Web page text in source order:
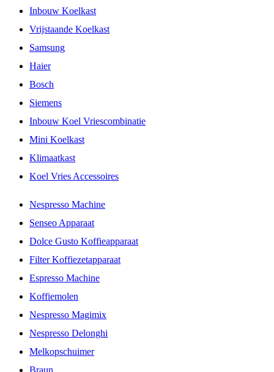
Inbouw Koelkast
Vrijstaande Koelkast
Samsung
Haier
Bosch
Siemens
Inbouw Koel Vriescombinatie
Mini Koelkast
Klimaatkast
Koel Vries Accessoires
Nespresso Machine
Senseo Apparaat
Dolce Gusto Koffieapparaat
Filter Koffiezetapparaat
Espresso Machine
Koffiemolen
Nespresso Magimix
Nespresso Delonghi
Melkopschuimer
Braun